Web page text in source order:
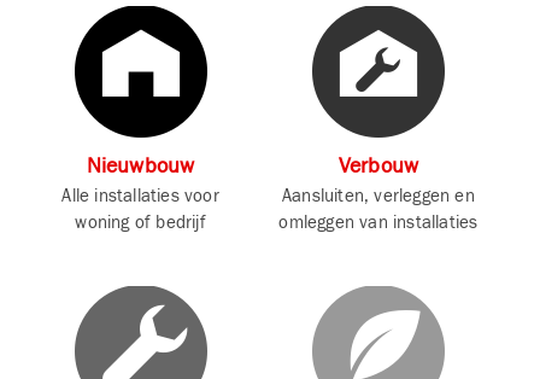
Nieuwbouw
Alle installaties voor
woning of bedrijf
Verbouw
Aansluiten, verleggen en
omleggen van installaties